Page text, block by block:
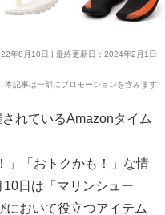
年8月10日 | 最終更新日：2024年2月1日
本記事は一部にプロモーションを含みます
れているAmazonタイム
」「おトクかも！」な情
日は「マリンシュー
において役立つアイテム